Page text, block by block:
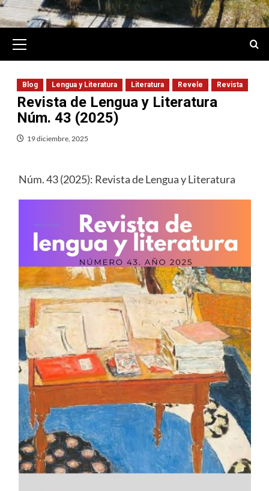
Menu
Blog Lengua y Literatura Literatura Revele Revista
Revista de Lengua y Literatura
Núm. 43 (2025)
19 diciembre, 2025
Núm. 43 (2025): Revista de Lengua y Literatura